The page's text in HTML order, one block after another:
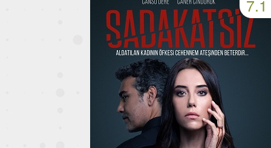
54 серия
55 серия
58 серия
59 серия
62 серия
63 серия
66 серия
67 серия
70 серия
71 серия
7.1